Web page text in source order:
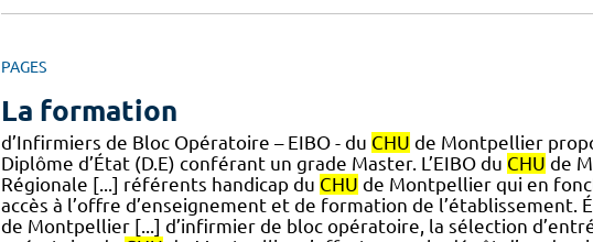
PAGES
La formation
d’Infirmiers de Bloc Opératoire – EIBO - du CHU de Montpellier
Diplôme d’État (D.E) conférant un grade Master. L’EIBO du CHU de
Régionale [...] référents handicap du CHU de Montpellier qui en
accès à l’offre d’enseignement et de formation de l’établissement.
de Montpellier [...] d’infirmier de bloc opératoire, la sélection